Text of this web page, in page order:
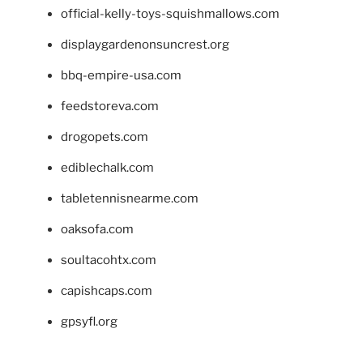
official-kelly-toys-squishmallows.com
displaygardenonsuncrest.org
bbq-empire-usa.com
feedstoreva.com
drogopets.com
ediblechalk.com
tabletennisnearme.com
oaksofa.com
soultacohtx.com
capishcaps.com
gpsyfl.org